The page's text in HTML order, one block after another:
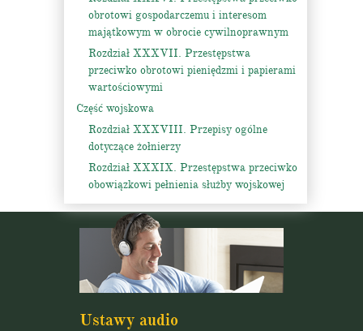
obrotowi gospodarczemu i interesom
majątkowym w obrocie cywilnoprawnym
Rozdział XXXVII. Przestępstwa
przeciwko obrotowi pieniędzmi i papierami
wartościowymi
Część wojskowa
Rozdział XXXVIII. Przepisy ogólne
dotyczące żołnierzy
Rozdział XXXIX. Przestępstwa przeciwko
obowiązkowi pełnienia służby wojskowej
Ustawy audio